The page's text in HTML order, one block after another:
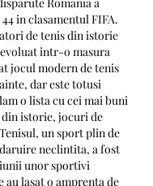
in clasamentul FIFA.
de tenis din istorie
evoluat intr-o masura
jocul modern de tenis
dar este totusi
o lista cu cei mai buni
istorie, jocuri de
un sport plin de
neclintita, a fost
unor sportivi
au lasat o amprenta de